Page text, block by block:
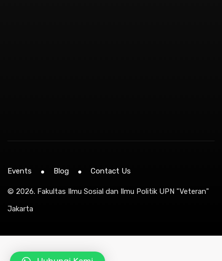
© 2026. Fakultas Ilmu Sosial dan Ilmu Politik UPN "Veteran"
Jakarta
Events Blog Contact Us